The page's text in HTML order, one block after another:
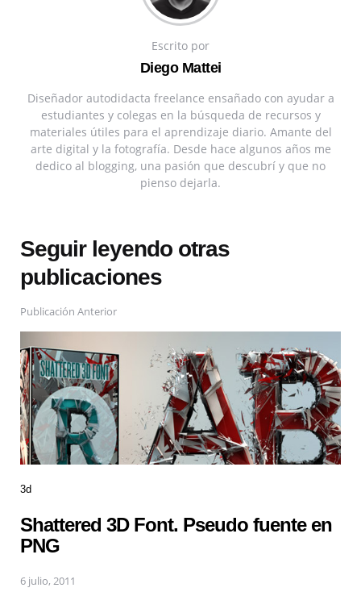
Escrito por
Diego Mattei
Diseñador autodidacta freelance ensañado con ayudar a
estudiantes y colegas en la búsqueda de recursos y
materiales útiles para el aprendizaje diario. Amante del
arte digital y la fotografía. Desde hace algunos años me
dedico al blogging, una pasión que descubrí y que no
pienso dejarla.
Seguir leyendo otras
publicaciones
Publicación Anterior
3d
Shattered 3D Font. Pseudo fuente en
PNG
6 julio, 2011